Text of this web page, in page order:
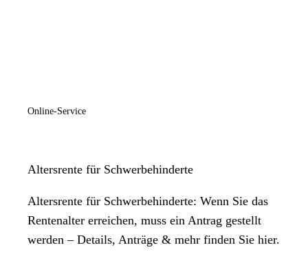
Online-Service
Altersrente für Schwerbehinderte
Altersrente für Schwerbehinderte: Wenn Sie das
Rentenalter erreichen, muss ein Antrag gestellt
werden – Details, Anträge & mehr finden Sie hier.